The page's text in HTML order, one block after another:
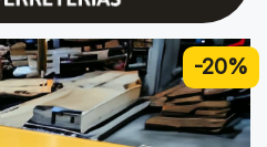
-20%